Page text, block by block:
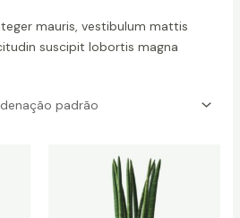
mauris, vestibulum mattis
suscipit lobortis magna